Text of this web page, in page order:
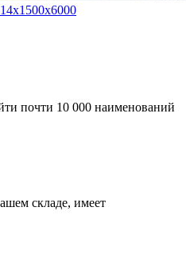
почти 10 000 наименований
складе, имеет